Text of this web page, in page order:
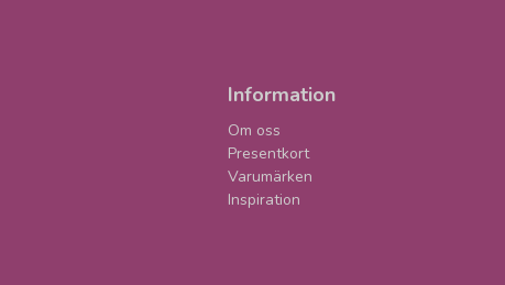
Information
Om oss
Presentkort
Varumärken
Inspiration